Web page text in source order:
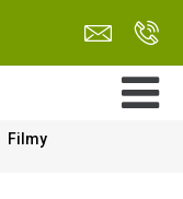
Filmy